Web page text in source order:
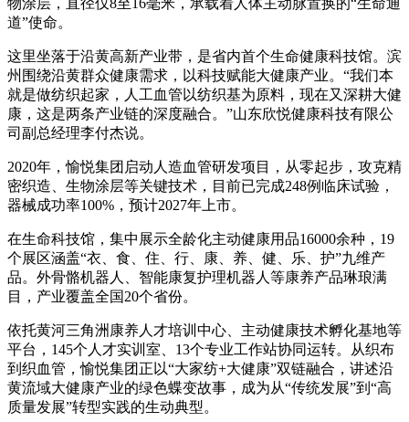
物涂层，直径仅8至16毫米，承载着人体主动脉置换的“生命通
道”使命。
这里坐落于沿黄高新产业带，是省内首个生命健康科技馆。滨
州围绕沿黄群众健康需求，以科技赋能大健康产业。“我们本
就是做纺织起家，人工血管以纺织基为原料，现在又深耕大健
康，这是两条产业链的深度融合。”山东欣悦健康科技有限公
司副总经理李付杰说。
2020年，愉悦集团启动人造血管研发项目，从零起步，攻克精
密织造、生物涂层等关键技术，目前已完成248例临床试验，
器械成功率100%，预计2027年上市。
在生命科技馆，集中展示全龄化主动健康用品16000余种，19
个展区涵盖“衣、食、住、行、康、养、健、乐、护”九维产
品。外骨骼机器人、智能康复护理机器人等康养产品琳琅满
目，产业覆盖全国20个省份。
依托黄河三角洲康养人才培训中心、主动健康技术孵化基地等
平台，145个人才实训室、13个专业工作站协同运转。从织布
到织血管，愉悦集团正以“大家纺+大健康”双链融合，讲述沿
黄流域大健康产业的绿色蝶变故事，成为从“传统发展”到“高
质量发展”转型实践的生动典型。